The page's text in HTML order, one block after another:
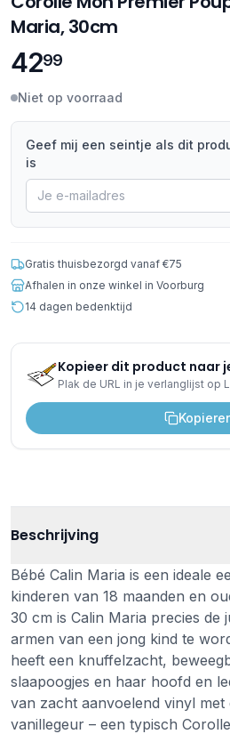
Maria, 30cm
4299
Niet op voorraad
Geef mij een seintje als dit
is
Gratis thuisbezorgd vanaf €75
Afhalen in onze winkel in Voorburg
14 dagen bedenktijd
Kopieer dit product naar
Plak de URL in je verlanglijst op
Beschrijving
Bébé Calin Maria is een ideale
kinderen van 18 maanden en
30 cm is Calin Maria precies de
armen van een jong kind te
heeft een knuffelzacht,
slaapoogjes en haar hoofd en
van zacht aanvoelend vinyl met
vanillegeur – een typisch